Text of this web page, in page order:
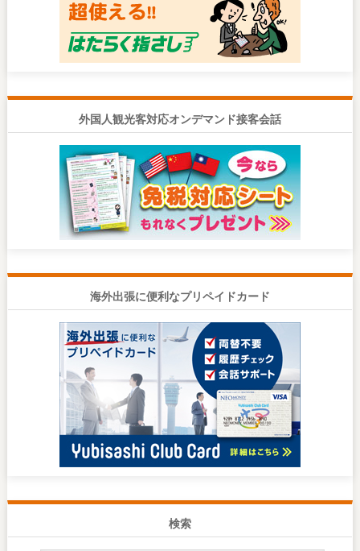
外国人観光客対応オンデマンド接客会話
海外出張に便利なプリペイドカード
検索